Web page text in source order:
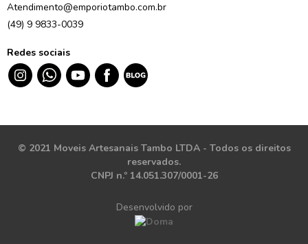
Atendimento@emporiotambo.com.br
(49) 9 9833-0039
Redes sociais
© 2021 Moveis Artesanais Tambo LTDA - Todos os direitos
reservados.
CNPJ n.º 14.051.307/0001-26
Desenvolvido por